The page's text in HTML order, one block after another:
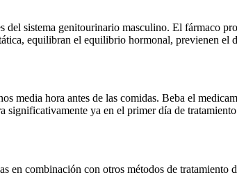
sistema genitourinario masculino. El fármaco
equilibran el equilibrio hormonal, previenen
media hora antes de las comidas. Beba el
significativamente ya en el primer día de
en combinación con otros métodos de tratamiento